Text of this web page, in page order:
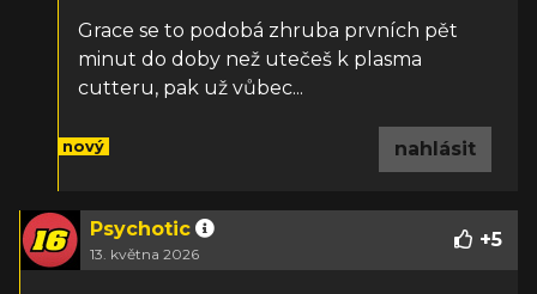
Grace se to podobá zhruba prvních pět
minut do doby než utečeš k plasma
cutteru, pak už vůbec...
nový nahlásit
Psychotic
13. května 2026
+5